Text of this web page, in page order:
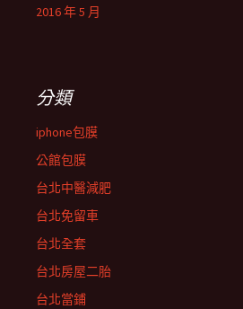
2016 年 5 月
分類
iphone包膜
公館包膜
台北中醫減肥
台北免留車
台北全套
台北房屋二胎
台北當鋪